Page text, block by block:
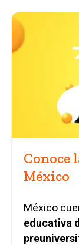
Conoce
México
México
educativa